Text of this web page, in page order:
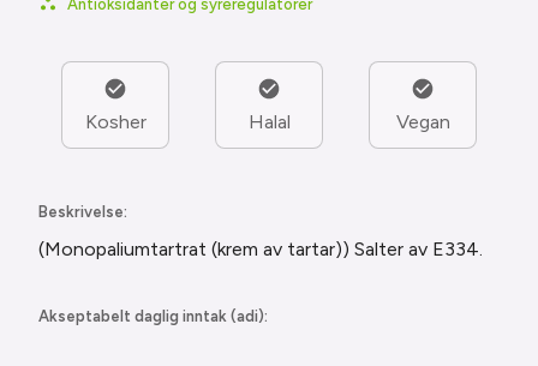
Antioksidanter og syreregulatorer
Kosher Halal Vegan
Beskrivelse:
(Monopaliumtartrat (krem av tartar)) Salter av E334.
Akseptabelt daglig inntak (adi):